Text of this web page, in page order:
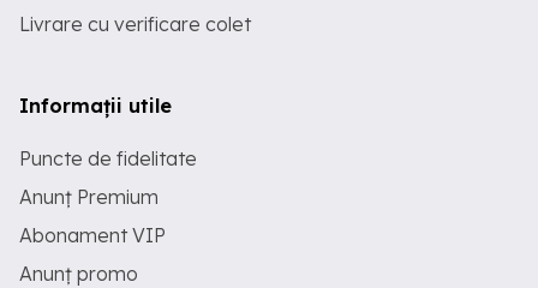
Livrare cu verificare colet
Informații utile
Puncte de fidelitate
Anunț Premium
Abonament VIP
Anunț promo